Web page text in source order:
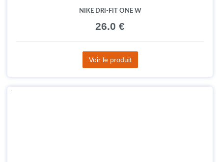
NIKE DRI-FIT ONE W
26.0 €
Voir le produit